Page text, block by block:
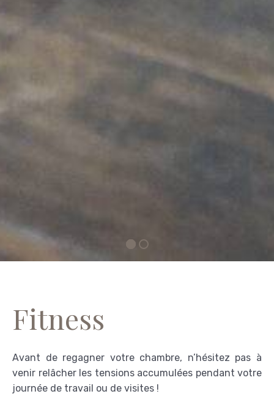
Fitness
Avant de regagner votre chambre, n’hésitez pas à
venir relâcher les tensions accumulées pendant votre
journée de travail ou de visites !